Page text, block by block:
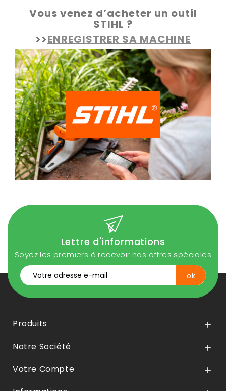
Vous venez d’acheter un outil
STIHL ?
>>ENREGISTRER SA MACHINE
Lettre d'informations
Soyez les premiers à recevoir nos offres spéciales
Produits 
Notre Société 
Votre Compte 